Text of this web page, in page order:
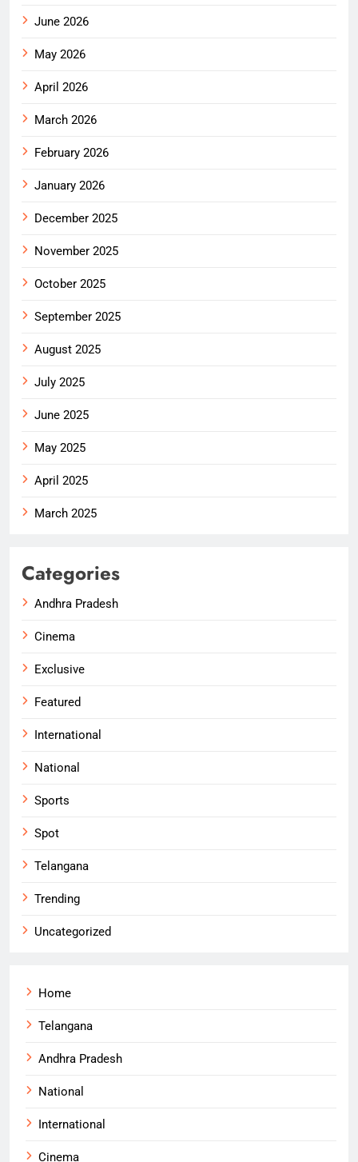
June 2026
May 2026
April 2026
March 2026
February 2026
January 2026
December 2025
November 2025
October 2025
September 2025
August 2025
July 2025
June 2025
May 2025
April 2025
March 2025
Categories
Andhra Pradesh
Cinema
Exclusive
Featured
International
National
Sports
Spot
Telangana
Trending
Uncategorized
Home
Telangana
Andhra Pradesh
National
International
Cinema